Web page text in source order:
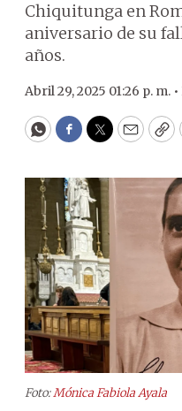
Chiquitunga en
aniversario de su
años.
Abril 29, 2025 01:26 p. m. •
WhatsApp
Facebook
Twitter
Email
Foto:Mónica Fabiola Ayala